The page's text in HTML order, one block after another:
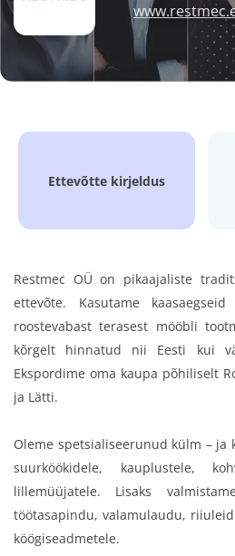
Ettevõtte kirjeldus
Restmec OÜ on pikaajaliste
ettevõte. Kasutame
roostevabast terasest mööbli
kõrgelt hinnatud nii Eesti kui
Ekspordime oma kaupa põhiliselt
ja Lätti.
Oleme spetsialiseerunud külm – ja
suurköökidele, kauplustele,
lillemüüjatele. Lisaks
töötasapindu, valamulaudu,
köögiseadmetele.